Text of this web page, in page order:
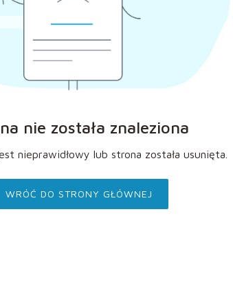
nie została znaleziona
nieprawidłowy lub strona została usunięta.
WRÓĆ DO STRONY GŁÓWNEJ